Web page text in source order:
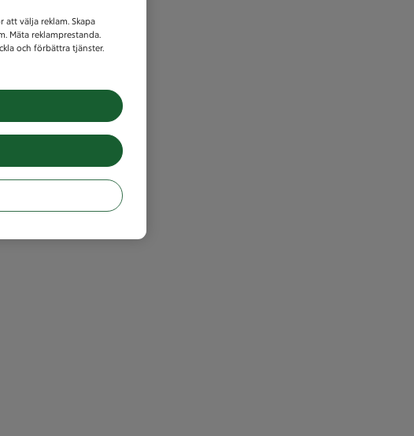
välja reklam. Skapa
Mäta reklamprestanda.
och förbättra tjänster.